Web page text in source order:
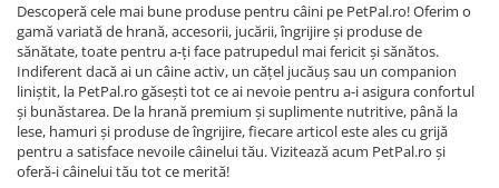
Descoperă cele mai bune produse pentru câini pe PetPal.ro! Oferim o
gamă variată de hrană, accesorii, jucării, îngrijire și produse de
sănătate, toate pentru a-ți face patrupedul mai fericit și sănătos.
Indiferent dacă ai un câine activ, un cățel jucăuș sau un companion
liniștit, la PetPal.ro găsești tot ce ai nevoie pentru a-i asigura confortul
și bunăstarea. De la hrană premium și suplimente nutritive, până la
lese, hamuri și produse de îngrijire, fiecare articol este ales cu grijă
pentru a satisface nevoile câinelui tău. Vizitează acum PetPal.ro și
oferă-i câinelui tău tot ce merită!